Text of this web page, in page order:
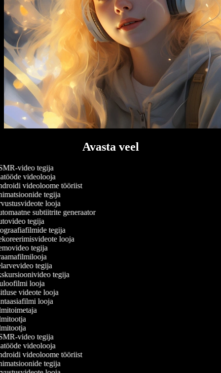
Avasta veel
video tegija
videolooja
videoloome tööriist
tegija
looja
subtiitrite generaator
tegija
tegija
looja
tegija
tegija
tegija
looja
videote looja
looja
video tegija
videolooja
videoloome tööriist
tegija